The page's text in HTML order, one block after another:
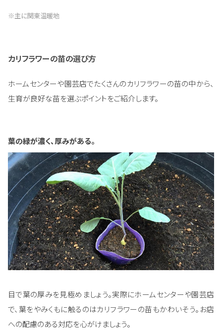
※主に関東温暖地
カリフラワーの苗の選び方
ホームセンターや園芸店でたくさんのカリフラワーの苗の中から、
生育が良好な苗を選ぶポイントをご紹介します。
葉の緑が濃く、厚みがある。
目で葉の厚みを見極めましょう。実際にホームセンターや園芸店
で、葉をやみくもに触るのはカリフラワーの苗もかわいそう。お店
への配慮のある対応を心がけましょう。